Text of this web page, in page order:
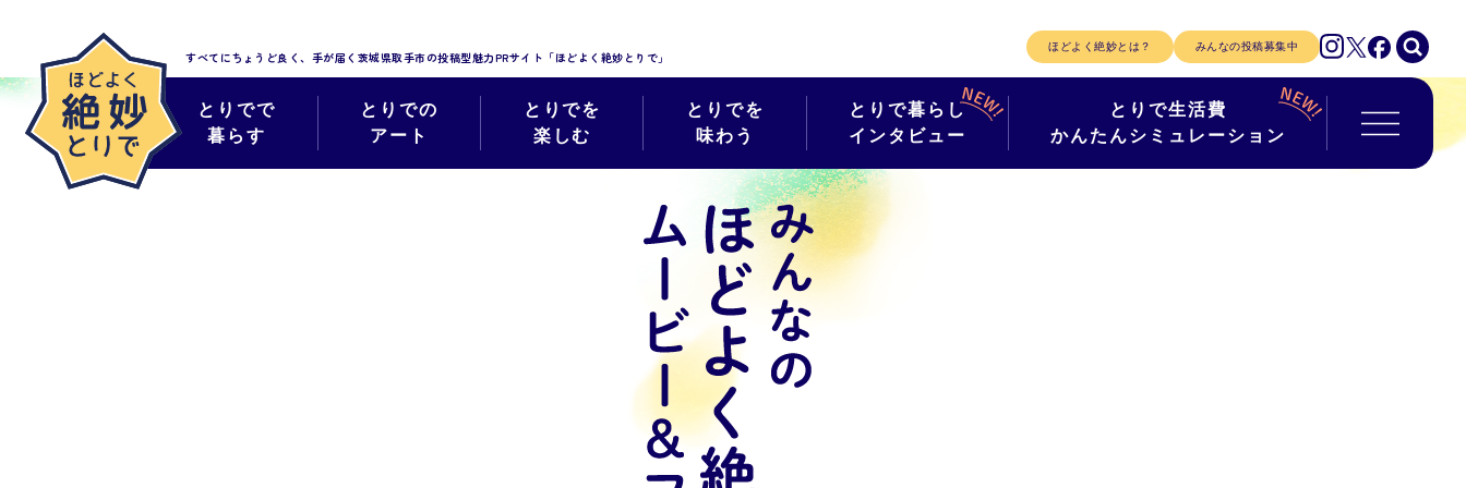
すべてにちょうど良く、手が届く 茨城県取手市の投稿型魅力PRサイト「ほどよく絶妙とりで」
ほどよく絶妙とは？ みんなの投稿募集中
とりでで
暮らす
とりでの
アート
とりでを
楽しむ
とりでを
味わう
とりで暮らし
インタビュー
とりで生活費
かんたんシミュレーション